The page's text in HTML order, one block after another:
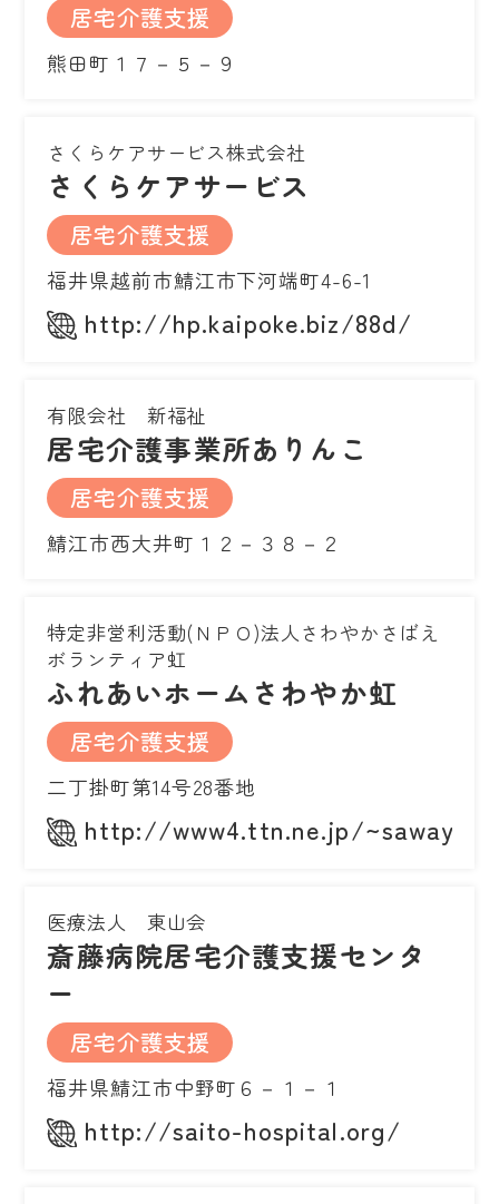
居宅介護支援
熊田町１７－５－９
さくらケアサービス株式会社
さくらケアサービス
居宅介護支援
福井県越前市鯖江市下河端町4-6-1
http://hp.kaipoke.biz/88d/
有限会社 新福祉
居宅介護事業所ありんこ
居宅介護支援
鯖江市西大井町１２－３８－２
特定非営利活動(ＮＰＯ)法人さわやかさばえ
ボランティア虹
ふれあいホームさわやか虹
居宅介護支援
二丁掛町第14号28番地
http://www4.ttn.ne.jp/
医療法人 東山会
斎藤病院居宅介護支援センタ
ー
居宅介護支援
福井県鯖江市中野町６－１－１
http://saito-hospital.org/